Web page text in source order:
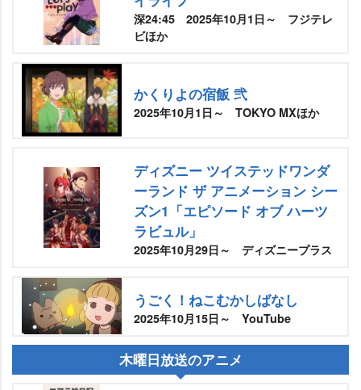
深24:45 2025年10月1日～ フジテレ
ビほか
かくりよの宿飯 弐
2025年10月1日～ TOKYO MXほか
ディズニー ツイステッドワンダ
ーランド ザ アニメーション シー
ズン1「エピソード オブ ハーツ
ラビュル」
2025年10月29日～ ディズニープラス
うごく！ねこむかしばなし
2025年10月15日～ YouTube
木曜日放送のアニメ